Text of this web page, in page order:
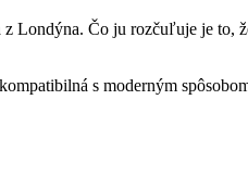
Čo ju rozčuľuje je to,
s moderným